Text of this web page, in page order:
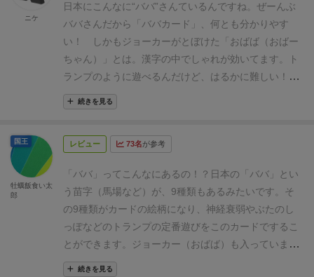
のカードを1枚ずつめくり、素早く場の真ん中に表向
きに重ねていく。
・同じカードが出たら、カードの
上に手を差し出す。
・おばばが出たときは必ず手を差
し出す。
3
・手を出すのが一番遅れた人は、重ねたカ
ードをすべて取る。（間違って手を出した「お手つ
き」も同様）
がなくなったら、輪のカードを引く。
………………………………………
べたカードがなくなった時点で、手持ちのカードが一
番多い人が負け。●●●●●●●●●●●●●●● 遊び方 その１
「ババ合わせ」………………………………………簡単
に言うと、「神経衰弱」的な遊びです。【プレイ人
数】 2〜6人【プレイ時間】 5〜10分 【対象年齢】 6
歳〜………………………………………
日本にこんなに“ババ”さんているんですね。ぜーんぶ
ババさんだから「ババカード」、何とも分かりやす
い！ しかもジョーカーがとぼけた「おばば（おばー
ちゃん）」とは。漢字の中でしゃれが効いてます。
ト
ランプのように遊べるんだけど、はるかに難しい！ブ
タのしっぽはお手つき続出で大笑い！！でした。
ルで「お手つきしたらおばばのマネをする」って書い
続きを見る
ニケ
レビュー 73名が参考
「ババ」ってこんなにあるの！？ 日本の「ババ」とい
う苗字（馬場など）が、9種類もあるみたいです。 そ
の9種類がカードの絵柄になり、神経衰弱やぶたのし
っぽなどのトランプの定番遊びを このカードでするこ
とができます。
ジョーカー（おばば）も入っています
ので、ばば抜きもできます！全部ばばだけど！
続きを見る
国王
牡蠣飯食い太
郎